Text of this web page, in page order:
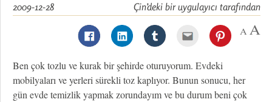
Çin’deki bir uygulayıcı tarafından
2009-12-28
Ben çok tozlu ve kurak bir şehirde oturuyorum. Evdeki
mobilyaları ve yerleri sürekli toz kaplıyor. Bunun sonucu, her
gün evde temizlik yapmak zorundayım ve bu durum beni çok